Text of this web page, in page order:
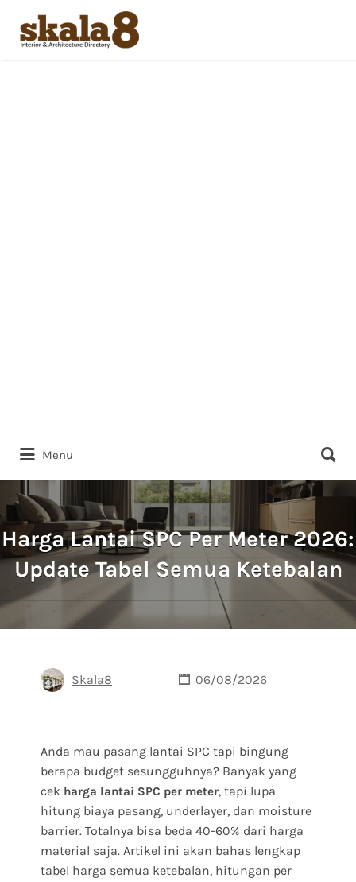
Search
for:
Menu
for:
Harga Lantai SPC Per Meter 2026:
Update Tabel Semua Ketebalan
Skala8 06/08/2026
Anda mau pasang lantai SPC tapi bingung
berapa budget sesungguhnya? Banyak yang
cek harga lantai SPC per meter, tapi lupa
hitung biaya pasang, underlayer, dan moisture
barrier. Totalnya bisa beda 40-60% dari harga
material saja. Artikel ini akan bahas lengkap
tabel harga semua ketebalan, hitungan per